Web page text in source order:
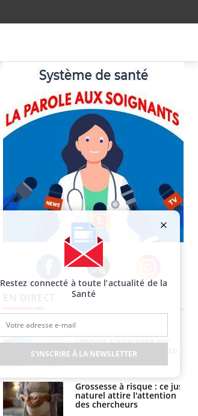
Facebook Twitter Instagram
comment le travail
empiète de plus en plus
sur nos soirées
Cancer colorectal : une
stratégie simple aurait
changé la donne au Pays
Restez connecté à toute l’actualité de la
Santé
S'INSCRIRE À LA NEWSLETTER